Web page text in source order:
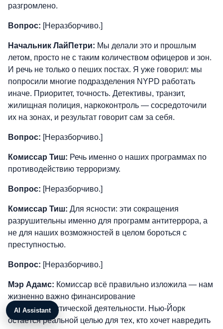
разгромлено.
Вопрос: [Неразборчиво.]
Начальник ЛайПетри: Мы делали это и прошлым
летом, просто не с таким количеством офицеров и зон.
И речь не только о пеших постах. Я уже говорил: мы
попросили многие подразделения NYPD работать
иначе. Приоритет, точность. Детективы, транзит,
жилищная полиция, наркоконтроль — сосредоточили
их на зонах, и результат говорит сам за себя.
Вопрос: [Неразборчиво.]
Комиссар Тиш: Речь именно о наших программах по
противодействию терроризму.
Вопрос: [Неразборчиво.]
Комиссар Тиш: Для ясности: эти сокращения
разрушительны именно для программ антитеррора, а
не для наших возможностей в целом бороться с
преступностью.
Вопрос: [Неразборчиво.]
Мэр Адамс: Комиссар всё правильно изложила — нам
жизненно важно финансирование
антитеррористической деятельности. Нью-Йорк
остаётся реальной целью для тех, кто хочет навредить
AI Assistant